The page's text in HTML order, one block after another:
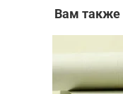
Вам также